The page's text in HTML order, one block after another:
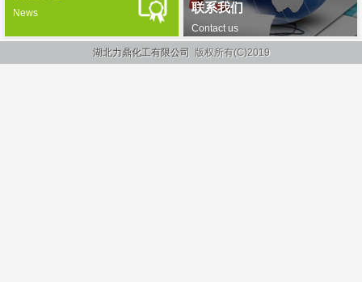
联系我们
Contact us
News
湖北力鼎化工有限公司 版权所有(C)2019